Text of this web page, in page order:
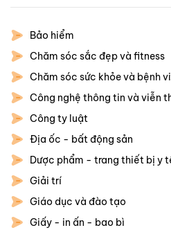
Bảo hiểm
Chăm sóc sắc đẹp và fitness
Chăm sóc sức khỏe và bệnh
Công nghệ thông tin và viễn
Công ty luật
Địa ốc - bất động sản
Dược phẩm - trang thiết bị y
Giải trí
Giáo dục và đào tạo
Giấy - in ấn - bao bì